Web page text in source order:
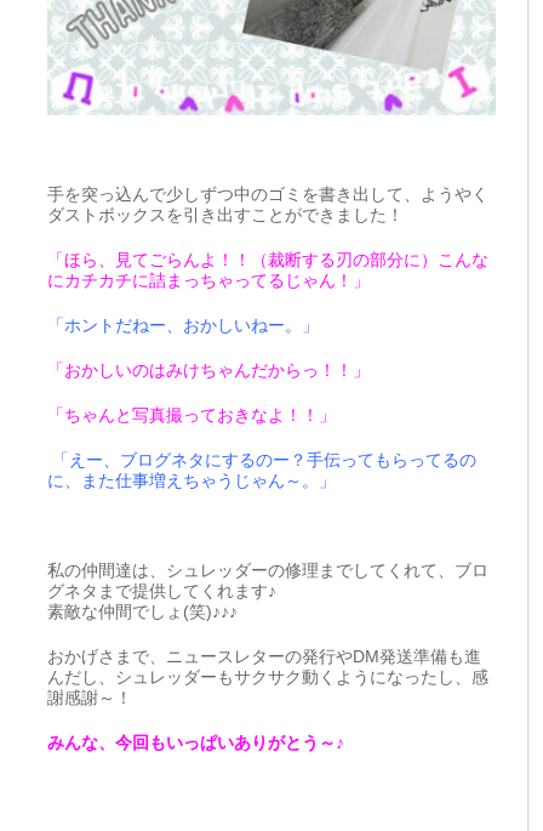
手を突っ込んで少しずつ中のゴミを書き出して、ようやく
ダストボックスを引き出すことができました！
「ほら、見てごらんよ！！（裁断する刃の部分に）こんな
にカチカチに詰まっちゃってるじゃん！」
「ホントだねー、おかしいねー。」
「おかしいのはみけちゃんだからっ！！」
「ちゃんと写真撮っておきなよ！！」
「えー、ブログネタにするのー？手伝ってもらってるの
に、また仕事増えちゃうじゃん～。」
私の仲間達は、シュレッダーの修理までしてくれて、ブロ
グネタまで提供してくれます♪
素敵な仲間でしょ(笑)♪♪♪
おかげさまで、ニュースレターの発行やDM発送準備も進
んだし、シュレッダーもサクサク動くようになったし、感
謝感謝～！
みんな、今回もいっぱいありがとう～♪